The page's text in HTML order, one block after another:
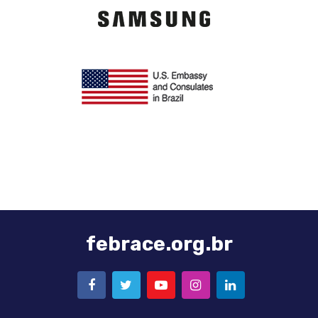
Samsung
Americana
febrace.org.br
FACEBOOK
TWITTERYOUTUBEINSTAGRAM
LINKEDIN